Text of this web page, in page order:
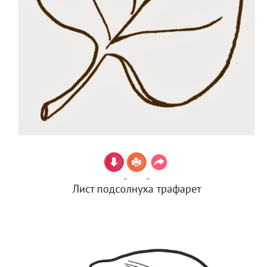
Лист подсолнуха трафарет